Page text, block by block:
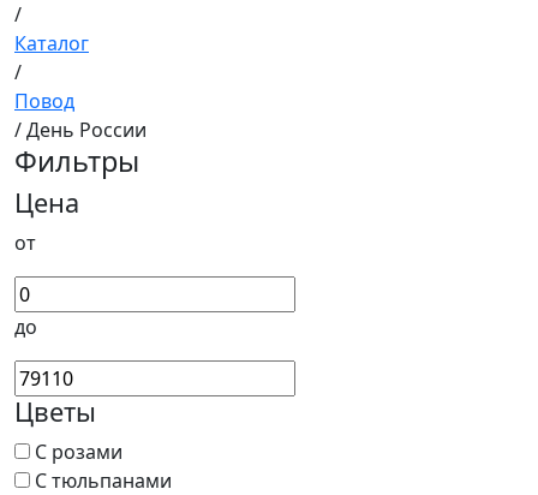
/
Каталог
/
Повод
/ День России
Фильтры
Цена
от
до
Цветы
С розами
С тюльпанами